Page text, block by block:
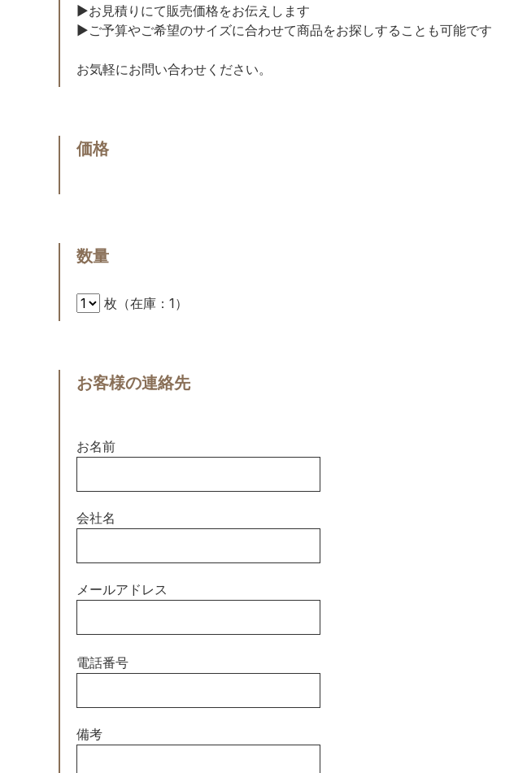
▶︎お見積りにて販売価格をお伝えします
▶︎ご予算やご希望のサイズに合わせて商品をお探しすることも可能です
お気軽にお問い合わせください。
価格
数量
枚（在庫：1）
お客様の連絡先
お名前
会社名
メールアドレス
フィ
ドは
まま
電話番号
備考